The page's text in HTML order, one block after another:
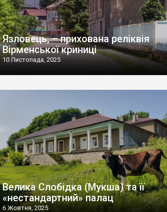
Язловець, – прихована реліквія
Вірменської криниці
10 Листопада, 2025
Велика Слобідка (Мукша) та її
«нестандартний» палац
6 Жовтня, 2025